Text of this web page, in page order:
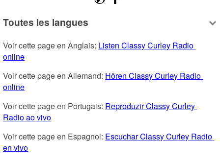
Toutes les langues
Voir cette page en Anglais: Listen Classy Curley Radio
online
Voir cette page en Allemand: Hören Classy Curley Radio
online
Voir cette page en Portugais: Reproduzir Classy Curley
Radio ao vivo
Voir cette page en Espagnol: Escuchar Classy Curley Radio
en vivo